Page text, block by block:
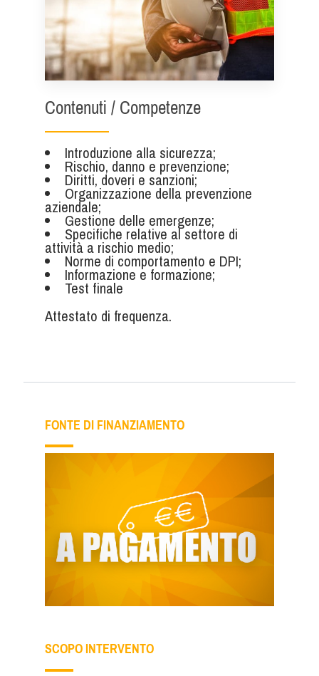
Contenuti / Competenze
Introduzione alla sicurezza;
Rischio, danno e prevenzione;
Diritti, doveri e sanzioni;
Organizzazione della prevenzione
aziendale;
Gestione delle emergenze;
Specifiche relative al settore di
attività a rischio medio;
Norme di comportamento e DPI;
Informazione e formazione;
Test finale
Attestato di frequenza.
FONTE DI FINANZIAMENTO
SCOPO INTERVENTO